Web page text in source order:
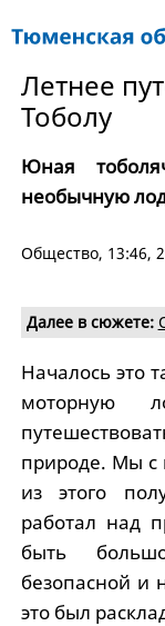
Летнее
Тоболу
Юная
необычную
Общество, 13:46,
Далее в сюжете:
Началось это
моторную
природе. Мы с
из этого
работал над
быть
безопасной и
это был